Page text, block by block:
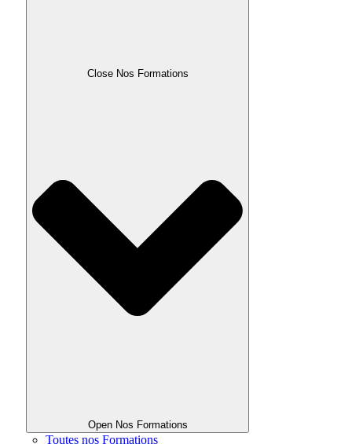
Close Nos Formations
Open Nos Formations
Toutes nos Formations